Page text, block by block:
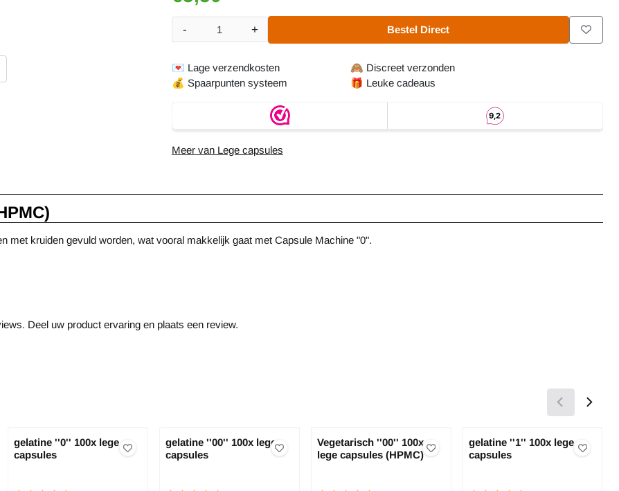
+
- Bestel Direct
💌 Lage verzendkosten 🙈 Discreet verzonden
💰 Spaarpunten systeem 🎁 Leuke cadeaus
Meer van Lege capsules
met kruiden gevuld worden, wat vooral makkelijk gaat met Capsule Machine "0".
Deel uw product ervaring en plaats een review.
gelatine ''0'' 100x lege
capsules
gelatine ''00'' 100x lege
capsules
Vegetarisch ''00'' 100x
lege capsules (HPMC)
gelatine ''1'' 100x lege
capsules